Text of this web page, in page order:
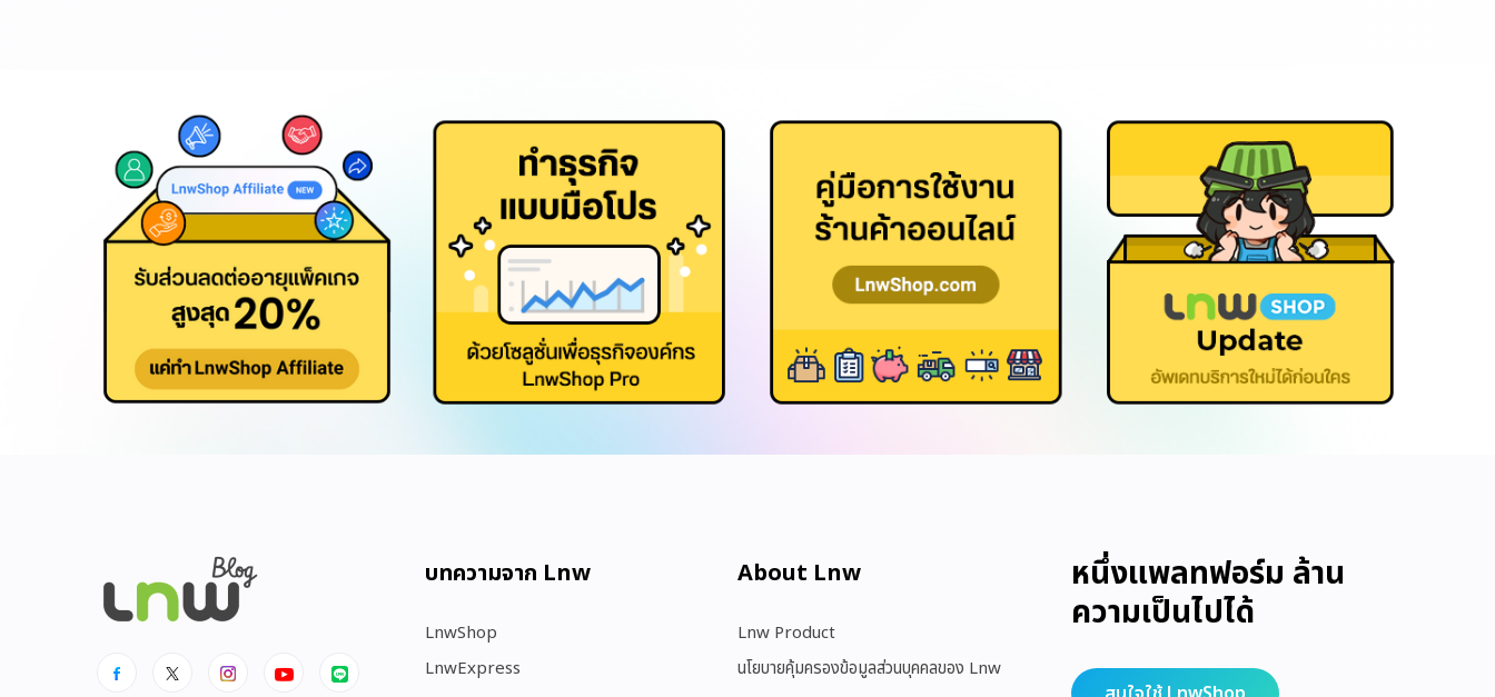
บทความจาก Lnw
LnwShop
LnwExpress
About Lnw​
Lnw Product
นโยบายคุ้มครองข้อมูลส่วนบุคคลของ Lnw
หนึ่งแพลทฟอร์ม ล้าน
ความเป็นไปได้